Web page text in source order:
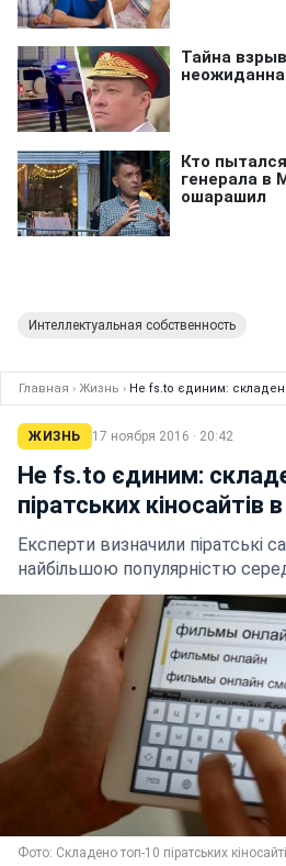
Интеллектуальная собственность
Главная › Жизнь › Не fs.to єдиним: складено
ЖИЗНЬ 17 ноября 2016 · 20:42
Не fs.to єдиним:
піратських кіносайтів в
Експерти визначили піратські
найбільшою популярністю
Фото: Складено топ-10 піратських